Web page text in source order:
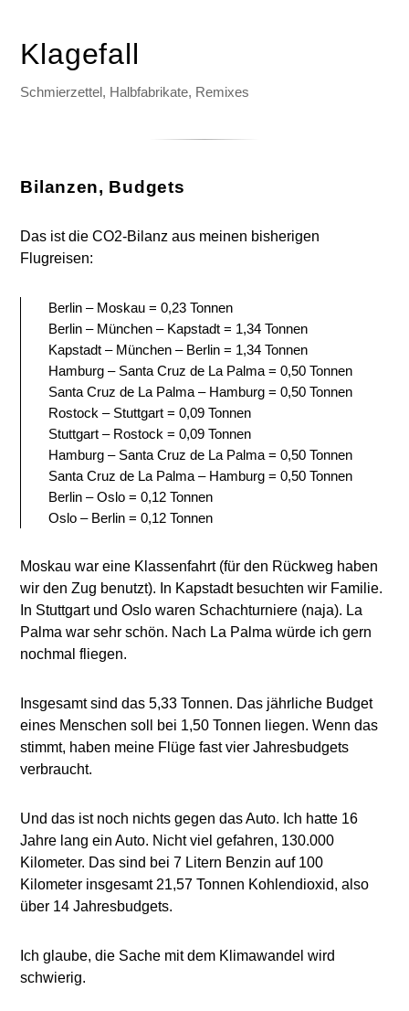
Klagefall
Schmierzettel, Halbfabrikate, Remixes
Bilanzen, Budgets
Das ist die CO2-Bilanz aus meinen bisherigen
Flugreisen:
Berlin – Moskau = 0,23 Tonnen
Berlin – München – Kapstadt = 1,34 Tonnen
Kapstadt – München – Berlin = 1,34 Tonnen
Hamburg – Santa Cruz de La Palma = 0,50 Tonnen
Santa Cruz de La Palma – Hamburg = 0,50 Tonnen
Rostock – Stuttgart = 0,09 Tonnen
Stuttgart – Rostock = 0,09 Tonnen
Hamburg – Santa Cruz de La Palma = 0,50 Tonnen
Santa Cruz de La Palma – Hamburg = 0,50 Tonnen
Berlin – Oslo = 0,12 Tonnen
Oslo – Berlin = 0,12 Tonnen
Moskau war eine Klassenfahrt (für den Rückweg haben
wir den Zug benutzt). In Kapstadt besuchten wir Familie.
In Stuttgart und Oslo waren Schachturniere (naja). La
Palma war sehr schön. Nach La Palma würde ich gern
nochmal fliegen.
Insgesamt sind das 5,33 Tonnen. Das jährliche Budget
eines Menschen soll bei 1,50 Tonnen liegen. Wenn das
stimmt, haben meine Flüge fast vier Jahresbudgets
verbraucht.
Und das ist noch nichts gegen das Auto. Ich hatte 16
Jahre lang ein Auto. Nicht viel gefahren, 130.000
Kilometer. Das sind bei 7 Litern Benzin auf 100
Kilometer insgesamt 21,57 Tonnen Kohlendioxid, also
über 14 Jahresbudgets.
Ich glaube, die Sache mit dem Klimawandel wird
schwierig.